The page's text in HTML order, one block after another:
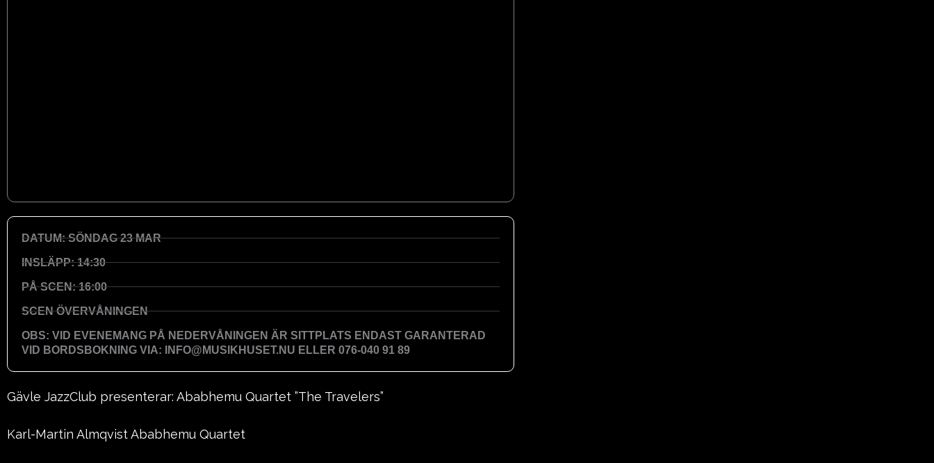
DATUM: SÖNDAG 23 MAR
INSLÄPP: 14:30
PÅ SCEN: 16:00
SCEN ÖVERVÅNINGEN
OBS: VID EVENEMANG PÅ NEDERVÅNINGEN ÄR SITTPLATS ENDAST GARANTERAD
VID BORDSBOKNING VIA: INFO@MUSIKHUSET.NU ELLER 076-040 91 89
Gävle JazzClub presenterar: Ababhemu Quartet ”The Travelers”
Karl-Martin Almqvist Ababhemu Quartet